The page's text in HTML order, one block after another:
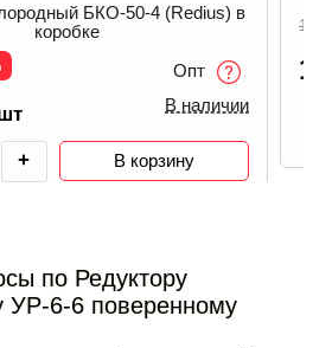
БКО-50-4 (Redius) в
коробке
Опт
В наличии
+ В корзину
1
1
по Редуктору
УР-6-6 поверенному